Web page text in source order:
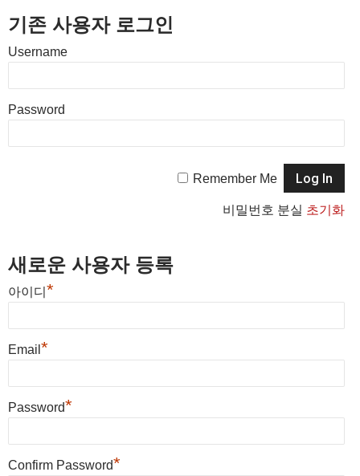
기존 사용자 로그인
Username
Password
Remember Me
비밀번호 분실 초기화
새로운 사용자 등록
아이디 *
Email *
Password*
Confirm Password*